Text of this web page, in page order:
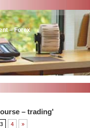
– Forex
– trading'
3 4 »